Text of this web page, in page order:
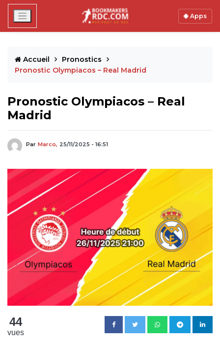
Apps
Accueil
Pronostics
Pronostic Olympiacos – Real Madrid
Pronostic Olympiacos – Real
Madrid
Par Marco, 25/11/2025 - 16:51
44
vues